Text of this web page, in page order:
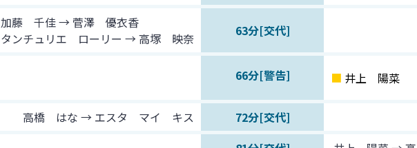
加藤 千佳 → 菅澤 優衣香
タンチュリエ ローリー → 高塚 映奈
63分[交代]
66分[警告] ■ 井上 陽菜
高橋 はな → エスタ マイ キス
72分[交代]